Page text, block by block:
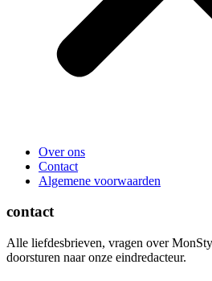
Over ons
Contact
Algemene voorwaarden
contact
Alle liefdesbrieven, vragen over
doorsturen naar onze eindredacteur.